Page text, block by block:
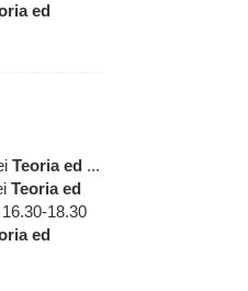
ed
Teoria ed ...
Teoria ed
18.30
ed